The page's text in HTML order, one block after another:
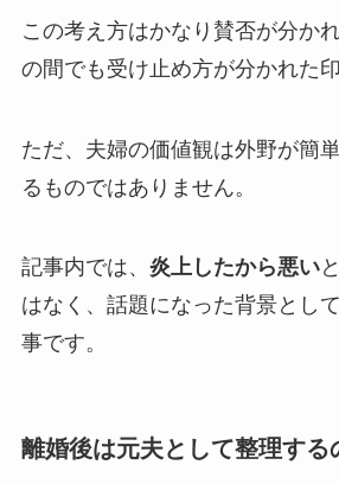
この考え方はかなり賛否が分か
の間でも受け止め方が分かれた印
ただ、夫婦の価値観は外野が簡
るものではありません。
記事内では、 炎上したから悪い
はなく、話題になった背景とし
事です。
離婚後は元夫として整理する